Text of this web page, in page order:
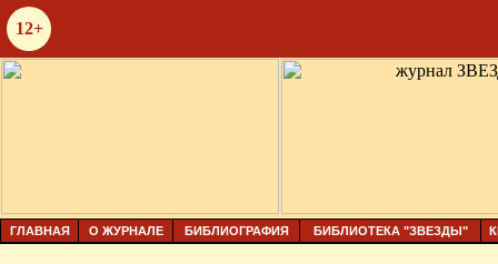
12+
ГЛАВНАЯ О ЖУРНАЛЕ БИБЛИОГРАФИЯ БИБЛИОТЕКА "ЗВЕЗДЫ"